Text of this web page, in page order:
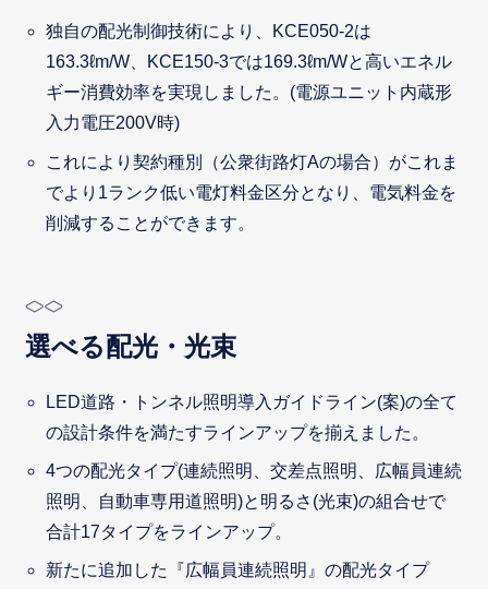
独自の配光制御技術により、KCE050-2は
163.3ℓm/W、KCE150-3では169.3ℓm/Wと高いエネル
ギー消費効率を実現しました。(電源ユニット内蔵形
入力電圧200V時)
これにより契約種別（公衆街路灯Aの場合）がこれま
でより1ランク低い電灯料金区分となり、電気料金を
削減することができます。
選べる配光・光束
LED道路・トンネル照明導入ガイドライン(案)の全て
の設計条件を満たすラインアップを揃えました。
4つの配光タイプ(連続照明、交差点照明、広幅員連続
照明、自動車専用道照明)と明るさ(光束)の組合せで
合計17タイプをラインアップ。
新たに追加した『広幅員連続照明』の配光タイプ